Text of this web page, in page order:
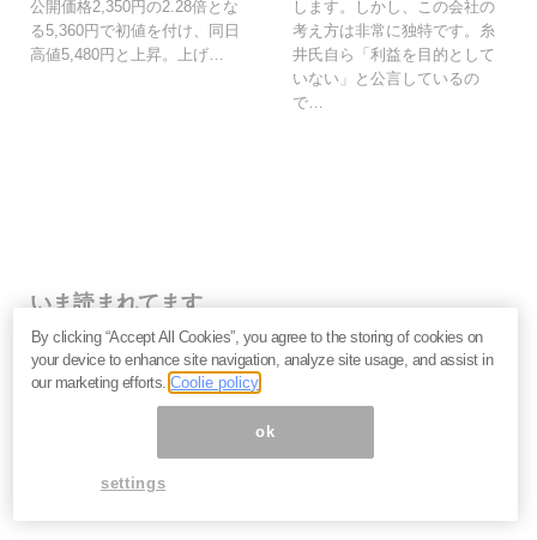
公開価格2,350円の2.28倍とな
る5,360円で初値を付け、同日
高値5,480円と上昇。上げ…
します。しかし、この会社の
考え方は非常に独特です。糸
井氏自ら「利益を目的として
いない」と公言しているの
で…
いま読まれてます
なぜ個人投資家は「みんなが買っているから」と手を出
して大損するのか？
キオクシア・イオン・NTT…なぜ人気銘柄は思うように
上がらないのか。投資家が見落とす企業の「性質」＝栫
2027年、日本は金融危機に向かう？長期金利上昇の裏
By clicking “Accept All Cookies”, you agree to the storing of cookies on
your device to enhance site navigation, analyze site usage, and assist in
our marketing efforts.Coolie policy
ok
settings